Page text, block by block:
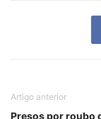
Artigo anterior
Presos por roubo